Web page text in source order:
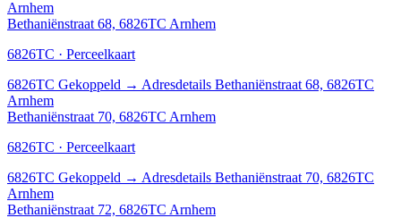
Arnhem
Bethaniënstraat 68, 6826TC Arnhem
6826TC · Perceelkaart
6826TC Gekoppeld → Adresdetails Bethaniënstraat 68, 6826TC
Arnhem
Bethaniënstraat 70, 6826TC Arnhem
6826TC · Perceelkaart
6826TC Gekoppeld → Adresdetails Bethaniënstraat 70, 6826TC
Arnhem
Bethaniënstraat 72, 6826TC Arnhem